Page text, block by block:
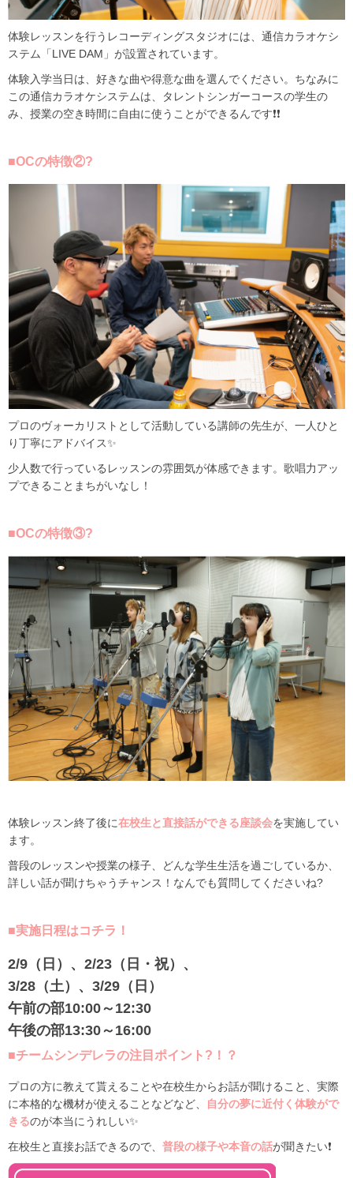
体験レッスンを行うレコーディングスタジオには、通信カラオケシ
ステム「LIVE DAM」が設置されています。
体験入学当日は、好きな曲や得意な曲を選んでください。ちなみに
この通信カラオケシステムは、タレントシンガーコースの学生の
み、授業の空き時間に自由に使うことができるんです❗❗
■OCの特徴②?
プロのヴォーカリストとして活動している講師の先生が、一人ひと
り丁寧にアドバイス✨
少人数で行っているレッスンの雰囲気が体感できます。歌唱力アッ
プできることまちがいなし！
■OCの特徴③?
体験レッスン終了後に在校生と直接話ができる座談会を実施してい
ます。
普段のレッスンや授業の様子、どんな学生生活を過ごしているか、
詳しい話が聞けちゃうチャンス！なんでも質問してくださいね?
■実施日程はコチラ！
2/9（日）、2/23（日・祝）、
3/28（土）、3/29（日）
午前の部10:00～12:30
午後の部13:30～16:00
■チームシンデレラの注目ポイント?！？
プロの方に教えて貰えることや在校生からお話が聞けること、実際
に本格的な機材が使えることなどなど、
自分の夢に近付く体験がで
きるのが本当にうれしい✨
在校生と直接お話できるので、 普段の様子や本音の話が聞きたい❗